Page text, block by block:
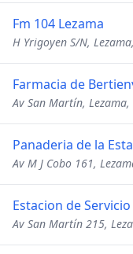
Fm 104 Lezama
H Yrigoyen S/N,
Farmacia de
Av San Martín,
Panaderia de la
Av M J Cobo 161,
Estacion de
Av San Martín 215,